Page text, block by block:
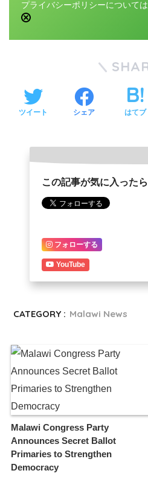
プライバシーポリシーについては
ツイート シェア はてブ
この記事が気に入った
フォローする
YouTube
CATEGORY : Malawi News
Malawi Congress Party
Announces Secret Ballot
Primaries to Strengthen
Democracy